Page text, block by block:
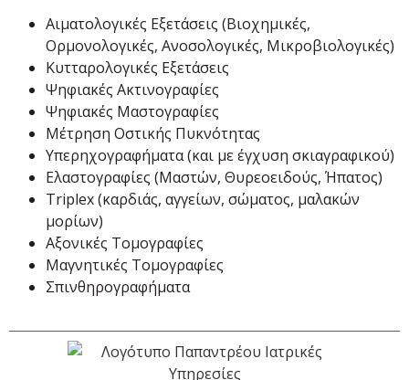
Αιματολογικές Εξετάσεις (Βιοχημικές,
Ορμονολογικές, Ανοσολογικές, Μικροβιολογικές)
Κυτταρολογικές Εξετάσεις
Ψηφιακές Ακτινογραφίες
Ψηφιακές Μαστογραφίες
Μέτρηση Οστικής Πυκνότητας
Υπερηχογραφήματα (και με έγχυση σκιαγραφικού)
Ελαστογραφίες (Μαστών, Θυρεοειδούς, Ήπατος)
Triplex (καρδιάς, αγγείων, σώματος, μαλακών
μορίων)
Αξονικές Τομογραφίες
Μαγνητικές Τομογραφίες
Σπινθηρογραφήματα